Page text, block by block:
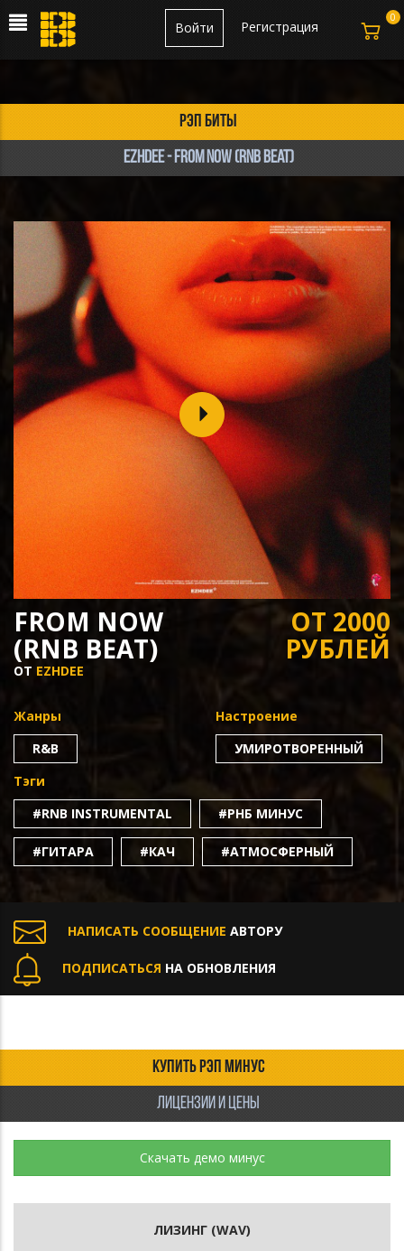
Регистрация
Войти
рэп биты
Ezhdee - FROM NOW (RnB beat)
FROM NOW
(RNB BEAT)
ОТ EZHDEE
ОТ 2000
РУБЛЕЙ
Жанры
R&B
Настроение
УМИРОТВОРЕННЫЙ
Тэги
#RNB INSTRUMENTAL
#РНБ МИНУС
#ГИТАРА #КАЧ #АТМОСФЕРНЫЙ
НАПИСАТЬ СООБЩЕНИЕ АВТОРУ
ПОДПИСАТЬСЯ НА ОБНОВЛЕНИЯ
КУПИТЬ РЭП МИНУС
ЛИЦЕНЗИИ И ЦЕНЫ
Скачать демо минус
ЛИЗИНГ (WAV)
0